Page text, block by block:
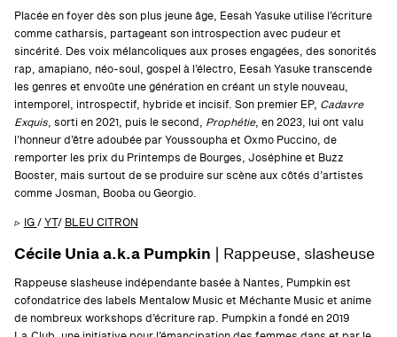
Placée en foyer dès son plus jeune âge, Eesah Yasuke utilise l’écriture
comme catharsis, partageant son introspection avec pudeur et
sincérité. Des voix mélancoliques aux proses engagées, des sonorités
rap, amapiano, néo-soul, gospel à l’électro, Eesah Yasuke transcende
les genres et envoûte une génération en créant un style nouveau,
intemporel, introspectif, hybride et incisif. Son premier EP, Cadavre
Exquis, sorti en 2021, puis le second, Prophétie, en 2023, lui ont valu
l’honneur d’être adoubée par Youssoupha et Oxmo Puccino, de
remporter les prix du Printemps de Bourges, Joséphine et Buzz
Booster, mais surtout de se produire sur scène aux côtés d’artistes
comme Josman, Booba ou Georgio.
▹ IG/YT/ BLEU CITRON
Cécile Unia a.k.a Pumpkin | Rappeuse, slasheuse
Rappeuse slasheuse indépendante basée à Nantes, Pumpkin est
cofondatrice des labels Mentalow Music et Méchante Music et anime
de nombreux workshops d’écriture rap. Pumpkin a fondé en 2019